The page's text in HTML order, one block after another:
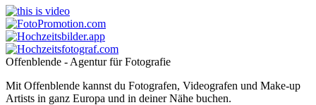
Offenblende - Agentur für Fotografie
Mit Offenblende kannst du Fotografen, Videografen und Make-up
Artists in ganz Europa und in deiner Nähe buchen.